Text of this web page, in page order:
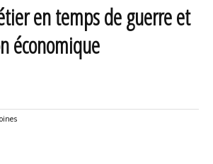
en temps de guerre et
économique